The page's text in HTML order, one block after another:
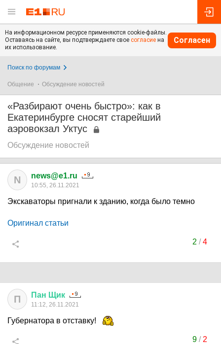
На информационном ресурсе применяются cookie-файлы.
Оставаясь на сайте, вы подтверждаете свое согласие на
их использование.
Согласен
Поиск по форумам
Общение Обсуждение новостей
«Разбирают очень быстро»: как в
Екатеринбурге сносят старейший
аэровокзал Уктус
Обсуждение новостей
N news@e1.ru
10:55, 26.11.2021
Экскаваторы пригнали к зданию, когда было темно
Оригинал статьи
2 /4
П Пан Щик
11:12, 26.11.2021
Губернатора в отставку!
9/ 2